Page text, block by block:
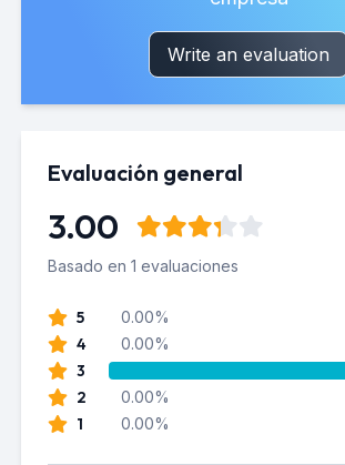
Write an evaluation
Evaluación general
3.00
Basado en 1 evaluaciones
5 0.00%
4 0.00%
3
2 0.00%
1 0.00%